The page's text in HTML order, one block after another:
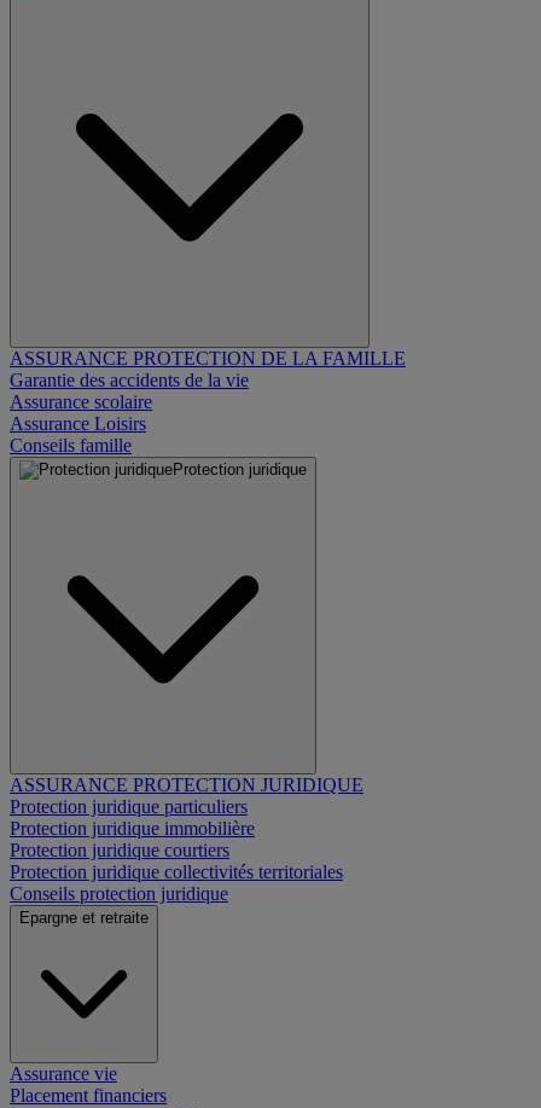
ASSURANCE PROTECTION DE LA FAMILLE
Garantie des accidents de la vie
Assurance scolaire
Assurance Loisirs
Conseils famille
Protection juridique
ASSURANCE PROTECTION JURIDIQUE
Protection juridique particuliers
Protection juridique immobilière
Protection juridique courtiers
Protection juridique collectivités territoriales
Conseils protection juridique
Epargne et retraite
Assurance vie
Placement financiers